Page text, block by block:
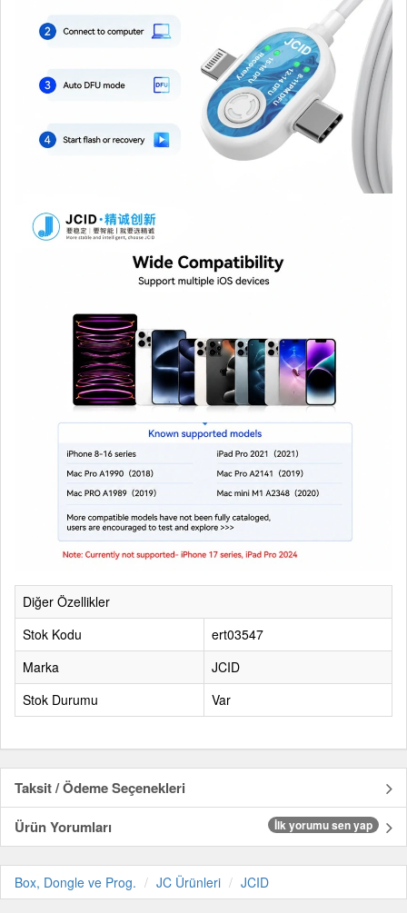
Diğer Özellikler
Stok Kodu
ert03547
Marka
JCID
Stok Durumu
Var
Taksit / Ödeme Seçenekleri
Ürün Yorumları
İlk yorumu sen yap
Box, Dongle ve Prog. JC Ürünleri JCID